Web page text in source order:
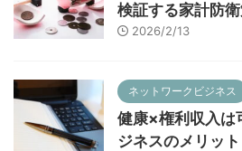
検証する家計防
2026/2/13
ネットワークビジネス
健康×権利収入は
ジネスのメリッ